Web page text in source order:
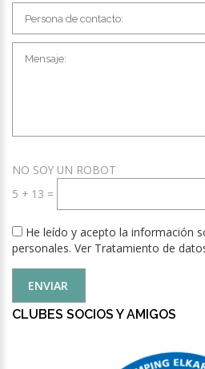
NO SOY UN ROBOT
5 + 13 =
He leído y acepto la información
personales. Ver Tratamiento de
CLUBES SOCIOS Y AMIGOS